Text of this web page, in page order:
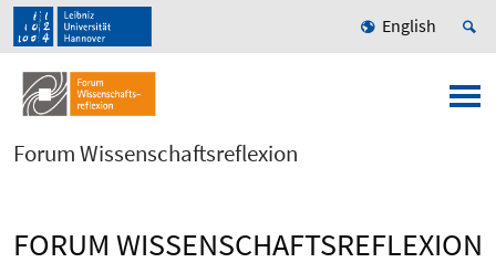
English
Forum Wissenschaftsreflexion
FORUM WISSENSCHAFTSREFLEXION